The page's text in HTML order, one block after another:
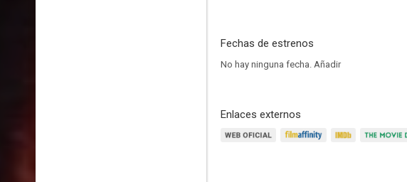
Fechas de estrenos
No hay ninguna fecha. Añadir
Enlaces externos